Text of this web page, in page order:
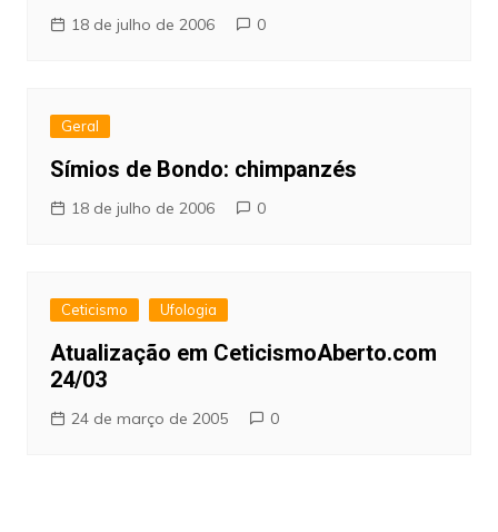
18 de julho de 2006 0
Geral
Símios de Bondo: chimpanzés
18 de julho de 2006 0
Ceticismo Ufologia
Atualização em CeticismoAberto.com
24/03
24 de março de 2005 0